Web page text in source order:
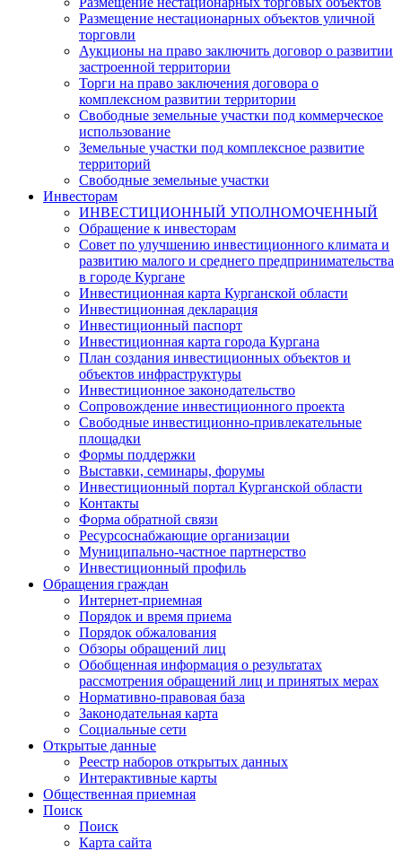
Размещение нестационарных объектов уличной
торговли
Аукционы на право заключить договор о развитии
застроенной территории
Торги на право заключения договора о
комплексном развитии территории
Свободные земельные участки под коммерческое
использование
Земельные участки под комплексное развитие
территорий
Свободные земельные участки
Инвесторам
ИНВЕСТИЦИОННЫЙ УПОЛНОМОЧЕННЫЙ
Обращение к инвесторам
Совет по улучшению инвестиционного климата и
развитию малого и среднего предпринимательства
в городе Кургане
Инвестиционная карта Курганской области
Инвестиционная декларация
Инвестиционный паспорт
Инвестиционная карта города Кургана
План создания инвестиционных объектов и
объектов инфраструктуры
Инвестиционное законодательство
Сопровождение инвестиционного проекта
Свободные инвестиционно-привлекательные
площадки
Формы поддержки
Выставки, семинары, форумы
Инвестиционный портал Курганской области
Контакты
Форма обратной связи
Ресурсоснабжающие организации
Муниципально-частное партнерство
Инвестиционный профиль
Обращения граждан
Интернет-приемная
Порядок и время приема
Порядок обжалования
Обзоры обращений лиц
Обобщенная информация о результатах
рассмотрения обращений лиц и принятых мерах
Нормативно-правовая база
Законодательная карта
Социальные сети
Открытые данные
Реестр наборов открытых данных
Интерактивные карты
Общественная приемная
Поиск
Поиск
Карта сайта